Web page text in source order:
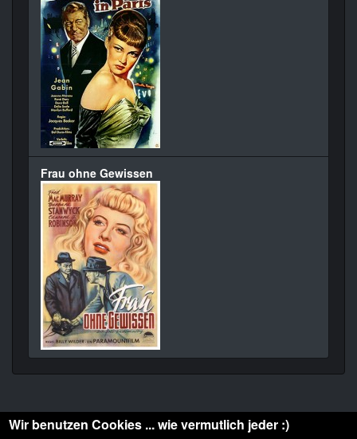
Frau ohne Gewissen
Wir benutzen Cookies ... wie vermutlich jeder :)